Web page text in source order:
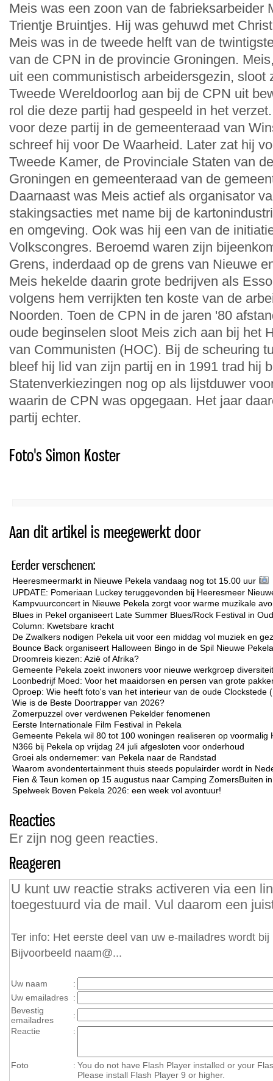
Meis was een zoon van de fabrieksarbeider
Trientje Bruintjes. Hij was gehuwd met
Meis was in de tweede helft van de
van de CPN in de provincie Groningen.
uit een communistisch arbeidersgezin, sloot
Tweede Wereldoorlog aan bij de CPN uit
rol die deze partij had gespeeld in het
voor deze partij in de gemeenteraad van
schreef hij voor De Waarheid. Later zat hij
Tweede Kamer, de Provinciale Staten van
Groningen en gemeenteraad van de
Daarnaast was Meis actief als organisator
stakingsacties met name bij de
en omgeving. Ook was hij een van de
Volkscongres. Beroemd waren zijn
Grens, inderdaad op de grens van Nieuwe
Meis hekelde daarin grote bedrijven als
volgens hem verrijkten ten koste van de
Noorden. Toen de CPN in de jaren '80
oude beginselen sloot Meis zich aan bij het
van Communisten (HOC). Bij de scheuring
bleef hij lid van zijn partij en in 1991 trad hij
Statenverkiezingen nog op als lijstduwer
waarin de CPN was opgegaan. Het jaar
partij echter.
Foto's Simon Koster
Aan dit artikel is meegewerkt door
Eerder verschenen:
Heeresmeermarkt in Nieuwe Pekela vandaag nog tot 15.00 uur
UPDATE: Pomeriaan Luckey teruggevonden bij Heeresmeer
Kampvuurconcert in Nieuwe Pekela zorgt voor warme muzikale
Blues in Pekel organiseert Late Summer Blues/Rock Festival in
Column: Kwetsbare kracht
De Zwalkers nodigen Pekela uit voor een middag vol muziek en
Bounce Back organiseert Halloween Bingo in de Spil Nieuwe Pekela
Droomreis kiezen: Azië of Afrika?
Gemeente Pekela zoekt inwoners voor nieuwe werkgroep
Loonbedrijf Moed: Voor het maaidorsen en persen van grote
Oproep: Wie heeft foto's van het interieur van de oude Clockstede
Wie is de Beste Doortrapper van 2026?
Zomerpuzzel over verdwenen Pekelder fenomenen
Eerste Internationale Film Festival in Pekela
Gemeente Pekela wil 80 tot 100 woningen realiseren op voormalig
N366 bij Pekela op vrijdag 24 juli afgesloten voor onderhoud
Groei als ondernemer: van Pekela naar de Randstad
Waarom avondentertainment thuis steeds populairder wordt in
Fien & Teun komen op 15 augustus naar Camping ZomersBuiten
Spelweek Boven Pekela 2026: een week vol avontuur!
Reacties
Er zijn nog geen reacties.
Reageren
U kunt uw reactie straks activeren via een
toegestuurd via de mail. Vul daarom een
Ter info: Het eerste deel van uw e-mailadres wordt
Bijvoorbeeld naam@...
Uw naam
:
Uw emailadres :
Bevestig
emailadres
:
Reactie
:
Foto : You do not have Flash Player installed or your
Please install Flash Player 9 or higher.